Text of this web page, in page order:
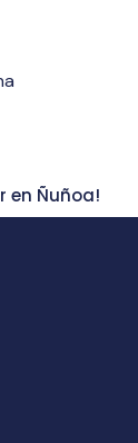
en Ñuñoa!